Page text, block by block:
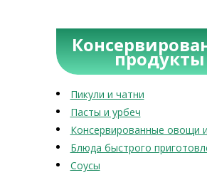
продукты
Пикули и чатни
Пасты и урбеч
Консервированные овощи
Блюда быстрого
Соусы